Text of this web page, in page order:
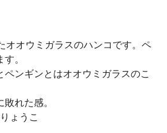
オオウミガラスのハンコです。ペ
。
ペンギンとはオオウミガラスのこ
れた感。
ょうこ